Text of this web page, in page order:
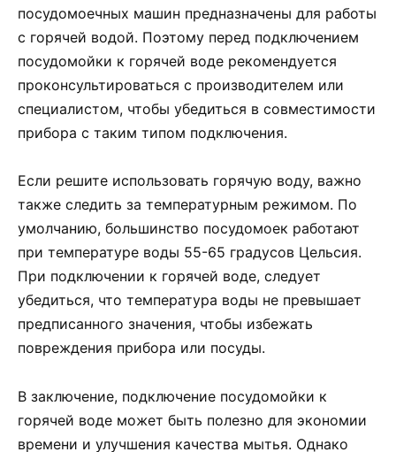
посудомоечных машин предназначены для работы
с горячей водой. Поэтому перед подключением
посудомойки к горячей воде рекомендуется
проконсультироваться с производителем или
специалистом, чтобы убедиться в совместимости
прибора с таким типом подключения.
Если решите использовать горячую воду, важно
также следить за температурным режимом. По
умолчанию, большинство посудомоек работают
при температуре воды 55-65 градусов Цельсия.
При подключении к горячей воде, следует
убедиться, что температура воды не превышает
предписанного значения, чтобы избежать
повреждения прибора или посуды.
В заключение, подключение посудомойки к
горячей воде может быть полезно для экономии
времени и улучшения качества мытья. Однако